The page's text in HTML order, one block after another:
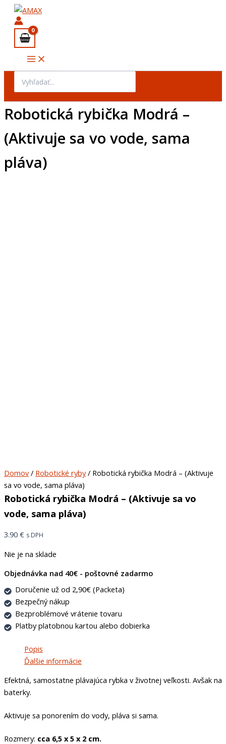
Preskočiť
obsah
for:
Robotická rybička Modrá –
(Aktivuje sa vo vode, sama
pláva)
Domov/ Robotické ryby/ Robotická rybička Modrá – (Aktivuje
sa vo vode, sama pláva)
Robotická rybička Modrá – (Aktivuje sa vo
vode, sama pláva)
3.90 € s DPH
Nie je na sklade
Objednávka nad 40€ - poštovné zadarmo
Doručenie už od 2,90€ (Packeta)
Bezpečný nákup
Bezproblémové vrátenie tovaru
Platby platobnou kartou alebo dobierka
Popis
Ďalšie informácie
Efektná, samostatne plávajúca rybka v životnej veľkosti. Avšak na
baterky.
Aktivuje sa ponorením do vody, pláva si sama.
Rozmery: cca 6,5 x 5 x 2 cm.